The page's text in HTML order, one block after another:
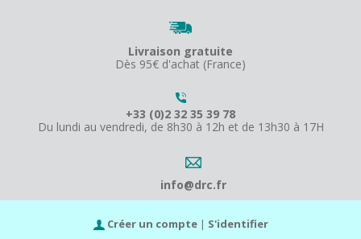
Livraison gratuite
Dès 95€ d'achat (France)
+33 (0)2 32 35 39 78
Du lundi au vendredi, de 8h30 à 12h et de 13h30 à 17H
info@drc.fr
Créer un compte | S'identifier